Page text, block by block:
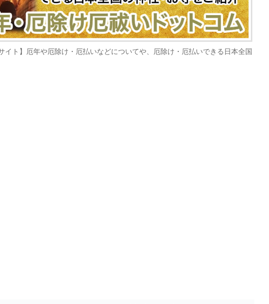
イト】厄年や厄除け・厄払いなどについてや、厄除け・厄払いできる日本全国